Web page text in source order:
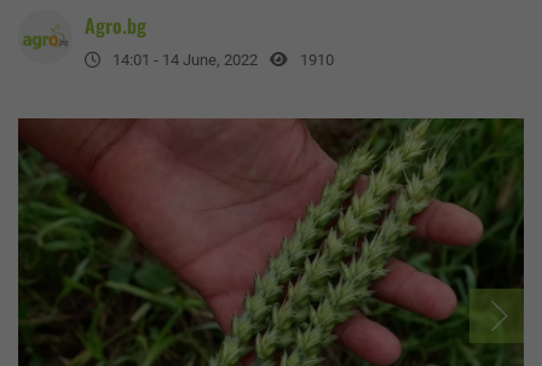
Agro.bg
14:01 - 14 June, 2022 1910